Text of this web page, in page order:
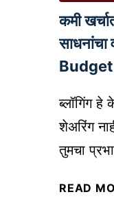
कमी
Budget
ब्लॉगिंग
शेअरिंग
तुमचा
READ